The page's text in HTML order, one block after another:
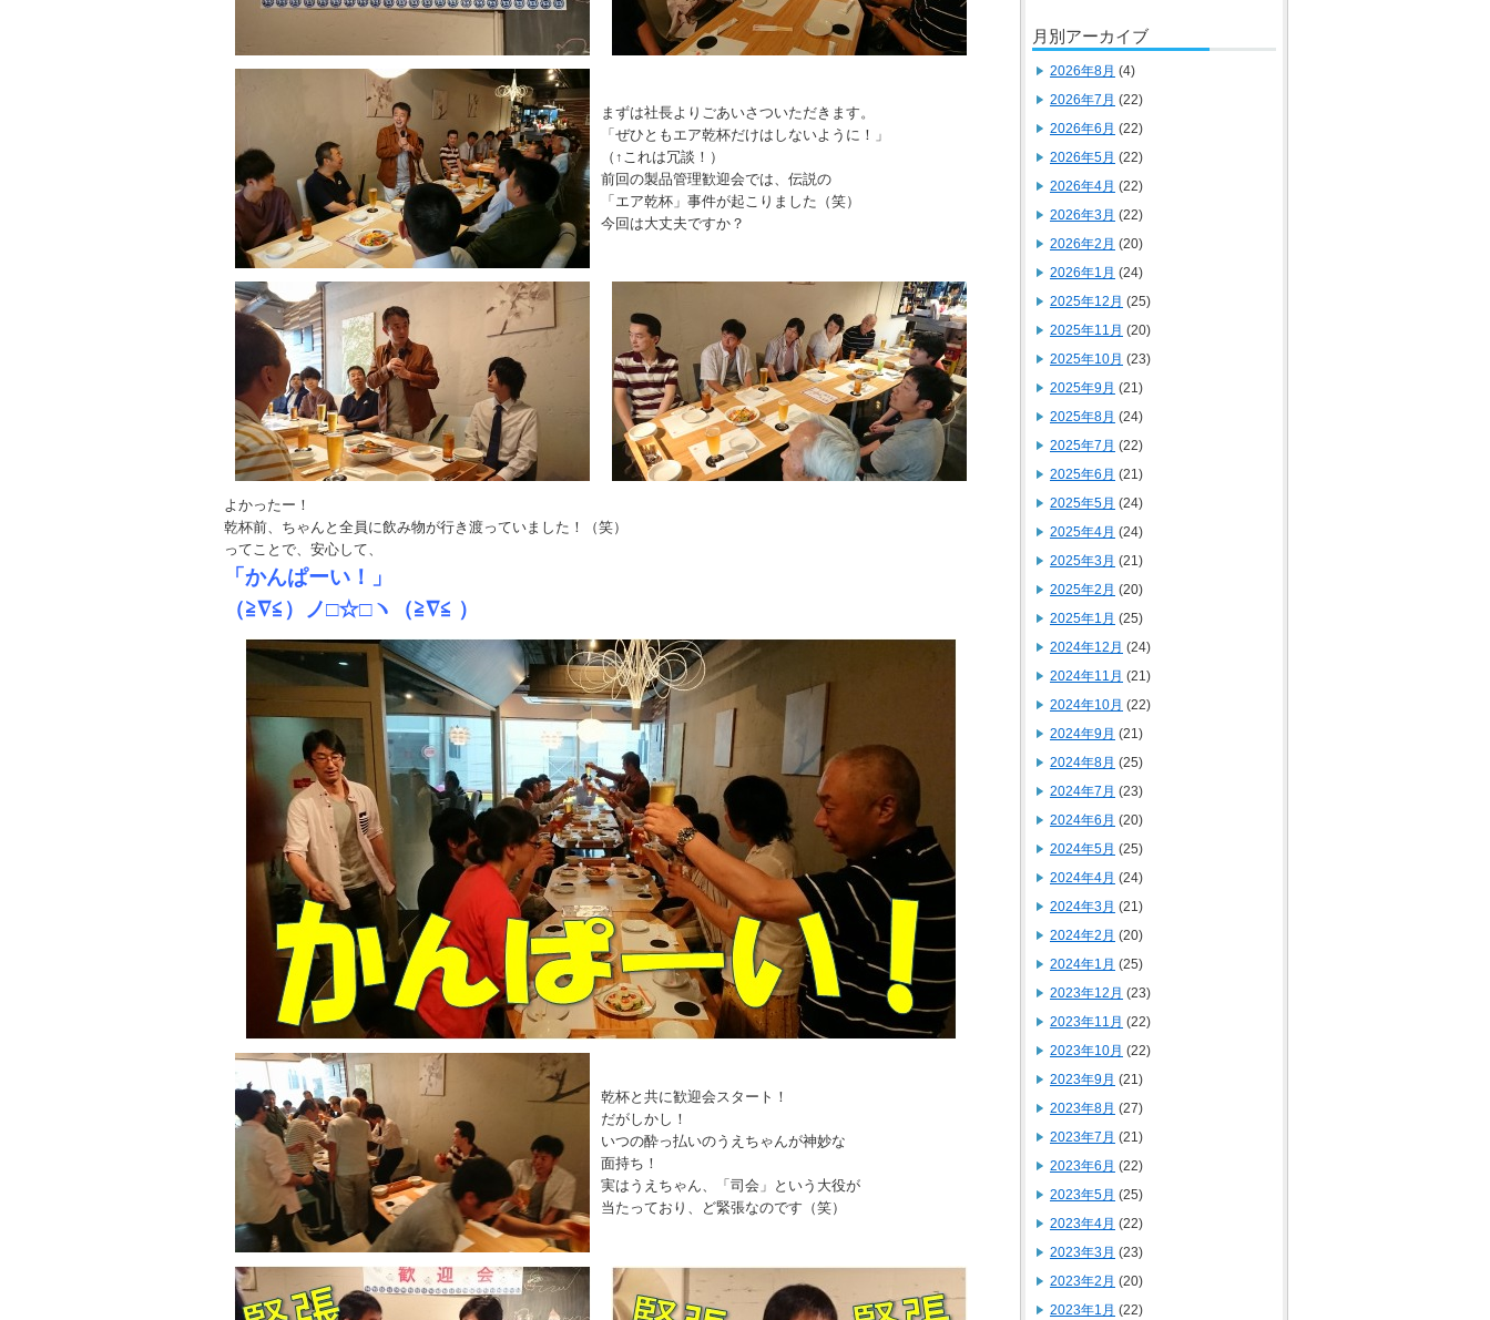
まずは社長よりごあいさついただきます。
「ぜひともエア乾杯だけはしないように！」
（↑これは冗談！）
前回の製品管理歓迎会では、伝説の
「エア乾杯」事件が起こりました（笑）
今回は大丈夫ですか？
よかったー！
乾杯前、ちゃんと全員に飲み物が行き渡っていました！（笑）
ってことで、安心して、
「かんぱーい！」
（≧∇≦）ノ□☆□ヽ（≧∇≦ ）
乾杯と共に歓迎会スタート！
だがしかし！
いつの酔っ払いのうえちゃんが神妙な
面持ち！
実はうえちゃん、「司会」という大役が
当たっており、ど緊張なのです（笑）
月別アーカイブ
2026年8月 (4)
2026年7月 (22)
2026年6月 (22)
2026年5月 (22)
2026年4月 (22)
2026年3月 (22)
2026年2月 (20)
2026年1月 (24)
2025年12月 (25)
2025年11月 (20)
2025年10月 (23)
2025年9月 (21)
2025年8月 (24)
2025年7月 (22)
2025年6月 (21)
2025年5月 (24)
2025年4月 (24)
2025年3月 (21)
2025年2月 (20)
2025年1月 (25)
2024年12月 (24)
2024年11月 (21)
2024年10月 (22)
2024年9月 (21)
2024年8月 (25)
2024年7月 (23)
2024年6月 (20)
2024年5月 (25)
2024年4月 (24)
2024年3月 (21)
2024年2月 (20)
2024年1月 (25)
2023年12月 (23)
2023年11月 (22)
2023年10月 (22)
2023年9月 (21)
2023年8月 (27)
2023年7月 (21)
2023年6月 (22)
2023年5月 (25)
2023年4月 (22)
2023年3月 (23)
2023年2月 (20)
2023年1月 (22)